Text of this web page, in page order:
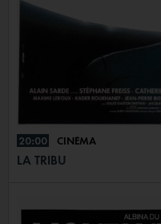
20:00 CINÉMA
LA TRIBU